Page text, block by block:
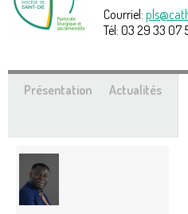
ici
Courriel:
Tél: 03 29 33 07
Présentation Actualités